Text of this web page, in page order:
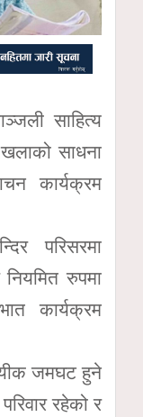
साहित्य
साधना
कार्यक्रम
परिसरमा
नियमित रुपमा
कार्यक्रम
जमघट हुने
रहेको र